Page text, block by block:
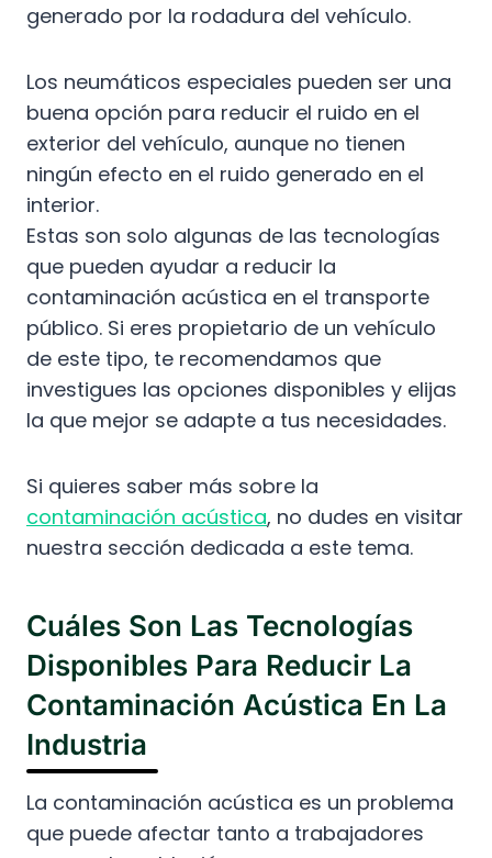
generado por la rodadura del vehículo.
Los neumáticos especiales pueden ser una
buena opción para reducir el ruido en el
exterior del vehículo, aunque no tienen
ningún efecto en el ruido generado en el
interior.
Estas son solo algunas de las tecnologías
que pueden ayudar a reducir la
contaminación acústica en el transporte
público. Si eres propietario de un vehículo
de este tipo, te recomendamos que
investigues las opciones disponibles y elijas
la que mejor se adapte a tus necesidades.
Si quieres saber más sobre la
contaminación acústica, no dudes en visitar
nuestra sección dedicada a este tema.
Cuáles Son Las Tecnologías
Disponibles Para Reducir La
Contaminación Acústica En La
Industria
La contaminación acústica es un problema
que puede afectar tanto a trabajadores